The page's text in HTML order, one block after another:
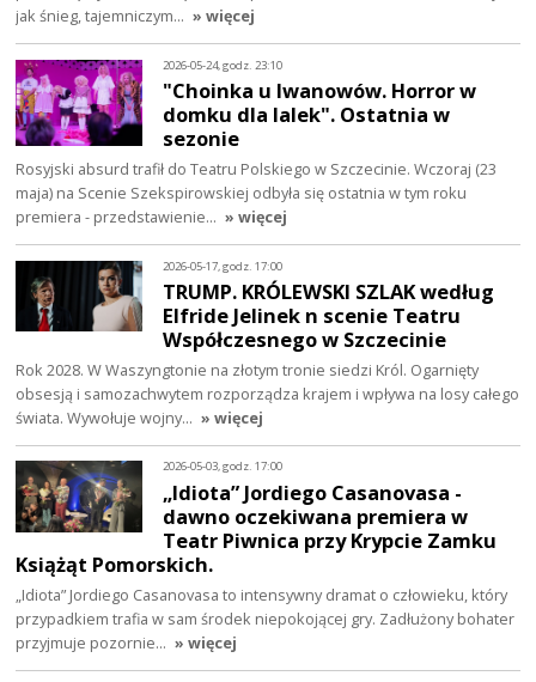
jak śnieg, tajemniczym… » więcej
2026-05-24, godz. 23:10
"Choinka u Iwanowów. Horror w
domku dla lalek". Ostatnia w
sezonie
Rosyjski absurd trafił do Teatru Polskiego w Szczecinie. Wczoraj (23
maja) na Scenie Szekspirowskiej odbyła się ostatnia w tym roku
premiera - przedstawienie… » więcej
2026-05-17, godz. 17:00
TRUMP. KRÓLEWSKI SZLAK według
Elfride Jelinek n scenie Teatru
Współczesnego w Szczecinie
Rok 2028. W Waszyngtonie na złotym tronie siedzi Król. Ogarnięty
obsesją i samozachwytem rozporządza krajem i wpływa na losy całego
świata. Wywołuje wojny… » więcej
2026-05-03, godz. 17:00
„Idiota” Jordiego Casanovasa -
dawno oczekiwana premiera w
Teatr Piwnica przy Krypcie Zamku
Książąt Pomorskich.
„Idiota” Jordiego Casanovasa to intensywny dramat o człowieku, który
przypadkiem trafia w sam środek niepokojącej gry. Zadłużony bohater
przyjmuje pozornie… » więcej